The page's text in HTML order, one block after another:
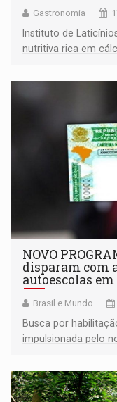
Gastronomia
Instituto de
nutritiva rica em
NOVO
disparam com
autoescolas
Brasil e Mundo
Busca por
impulsionada pelo